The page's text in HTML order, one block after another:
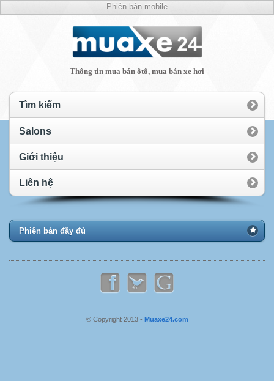
Phiên bản mobile
Thông tin mua bán ôtô, mua bán xe hơi
Tìm kiếm
Salons
Giới thiệu
Liên hệ
Phiên bản đầy đủ
© Copyright 2013 - Muaxe24.com